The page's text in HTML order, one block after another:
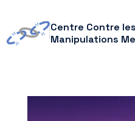
Centre Contre les
Manipulations